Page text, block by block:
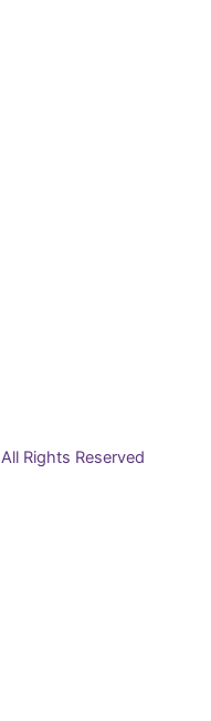
Rights Reserved